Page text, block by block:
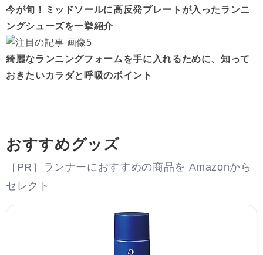
今が旬！ミッドソールに高反発プレートが入ったランニ
ングシューズを一挙紹介
綺麗なランニングフォームを手に入れるために、知って
おきたいカラダと呼吸のポイント
おすすめグッズ
［PR］ランナーにおすすめの商品を Amazonから
セレクト